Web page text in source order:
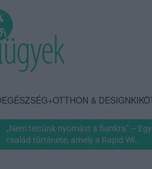
EGÉSZSÉG+OTTHON & DESIGN
„Nem tettünk nyomást a fiunkra” –
család története, amely a Rapid Wi...